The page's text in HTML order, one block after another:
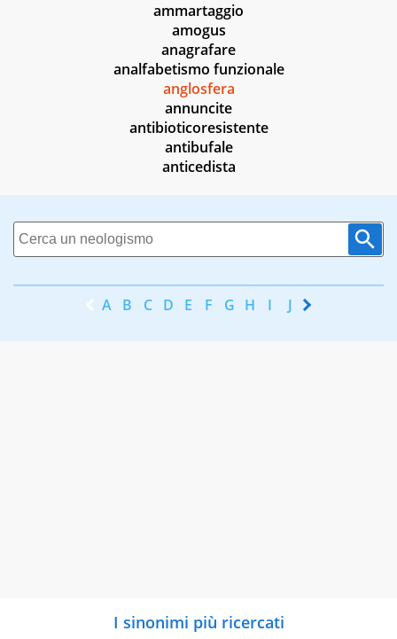
ammartaggio
amogus
anagrafare
analfabetismo funzionale
anglosfera
annuncite
antibioticoresistente
antibufale
anticedista
A B C D E F G H I J K
I sinonimi più ricercati